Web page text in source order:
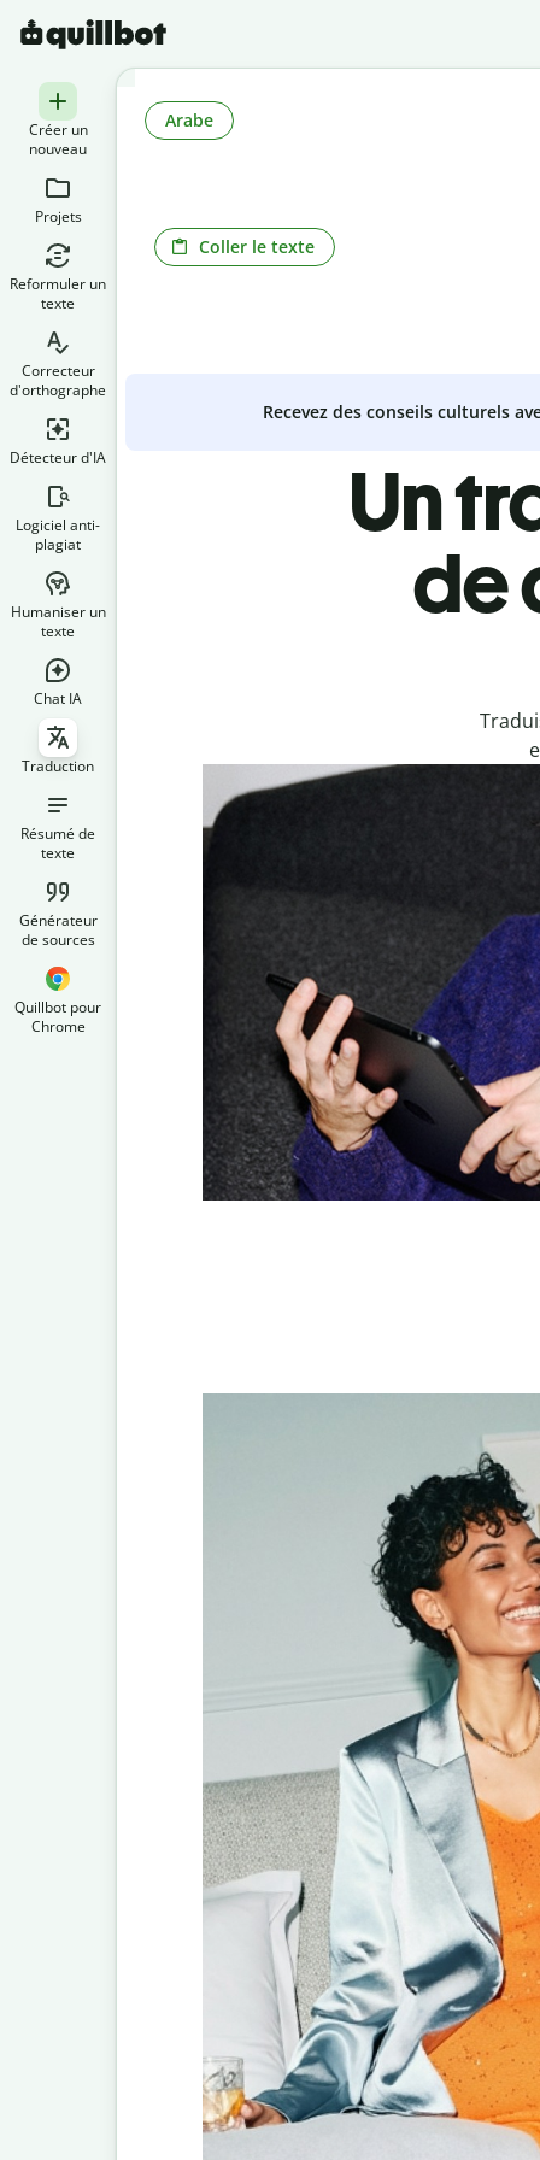
Créer un
nouveau
Projets
Reformuler un
texte
Correcteur
d'orthographe
Détecteur d'IA
Logiciel anti-
plagiat
Humaniser un
texte
Chat IA
Traduction
Résumé de
texte
Générateur
de sources
Quillbot pour
Chrome
Coller le texte
Arabe
Recevez des conseils culturels
Un
de